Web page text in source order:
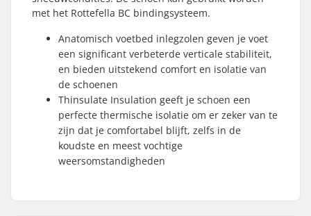
met het Rottefella BC bindingsysteem.
Anatomisch voetbed inlegzolen geven je voet
een significant verbeterde verticale stabiliteit,
en bieden uitstekend comfort en isolatie van
de schoenen
Thinsulate Insulation geeft je schoen een
perfecte thermische isolatie om er zeker van te
zijn dat je comfortabel blijft, zelfs in de
koudste en meest vochtige
weersomstandigheden